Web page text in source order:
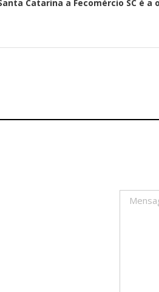
Catarina a Fecomércio SC é